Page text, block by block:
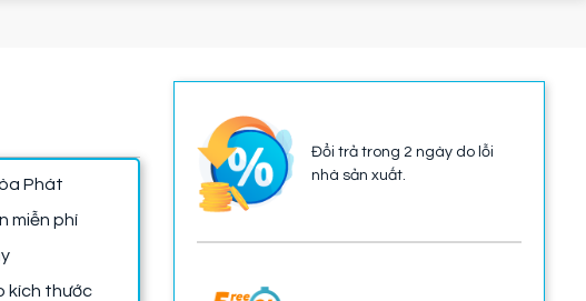
Phát
miễn phí
kích thước
Đổi trả trong 2 ngày do lỗi
nhà sản xuất.